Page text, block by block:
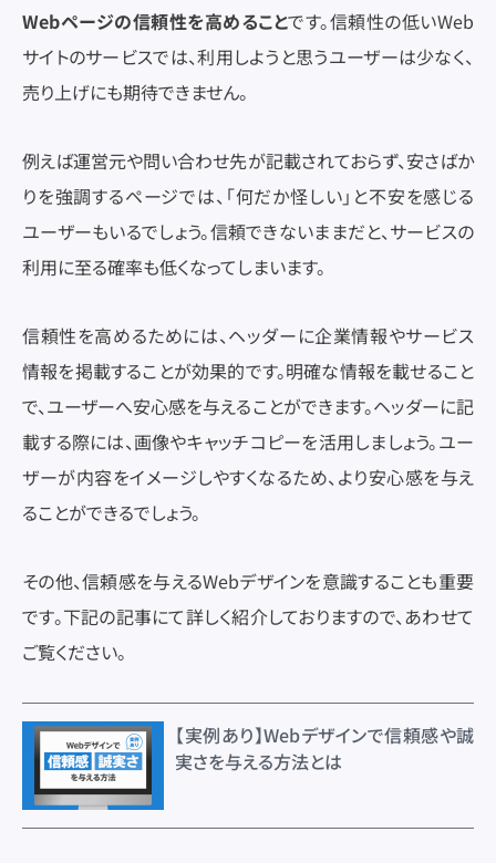
Webページの信頼性を高めることです。信頼性の低いWeb
サイトのサービスでは、利用しようと思うユーザーは少なく、
売り上げにも期待できません。
例えば運営元や問い合わせ先が記載されておらず、安さばか
りを強調するページでは、「何だか怪しい」と不安を感じる
ユーザーもいるでしょう。信頼できないままだと、サービスの
利用に至る確率も低くなってしまいます。
信頼性を高めるためには、ヘッダーに企業情報やサービス
情報を掲載することが効果的です。明確な情報を載せること
で、ユーザーへ安心感を与えることができます。ヘッダーに記
載する際には、画像やキャッチコピーを活用しましょう。ユー
ザーが内容をイメージしやすくなるため、より安心感を与え
ることができるでしょう。
その他、信頼感を与えるWebデザインを意識することも重要
です。下記の記事にて詳しく紹介しておりますので、あわせて
ご覧ください。
【実例あり】Webデザインで信頼感や誠
実さを与える方法とは